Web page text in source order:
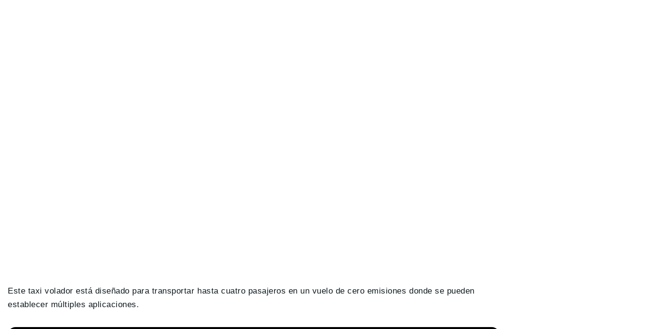
Este taxi volador está diseñado para transportar hasta cuatro pasajeros en un vuelo de cero emisiones donde se pueden
establecer múltiples aplicaciones.